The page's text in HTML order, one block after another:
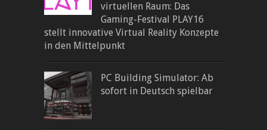
virtuellen Raum: Das
Gaming-Festival PLAY16
stellt innovative Virtual Reality Konzepte
in den Mittelpunkt
PC Building Simulator: Ab
sofort in Deutsch spielbar